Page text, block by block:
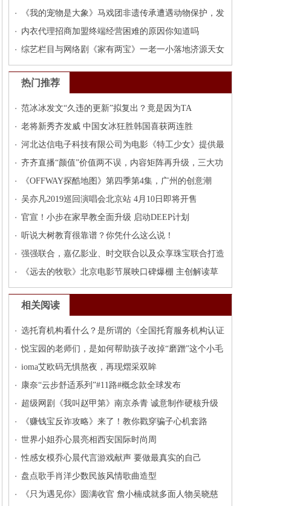
下
《我的宠物是大象》马戏团非遗传承遭遇动物保护，发
布
内衣代理招商加盟终端经营困难的原因你知道吗
综艺栏目与网络剧《家有两宝》一老一小落地济源天女
河
热门推荐
范冰冰发文“久违的更新”拟复出？竟是因为TA
老将新秀齐发威 中国女冰狂胜韩国喜获两连胜
河北达信电子科技有限公司为电影《特工少女》提供最
高
齐齐直播“颜值”价值两不误，内容矩阵再升级，三大功
《OFFWAY探酷地图》第四季第4集，广州的创意潮
流“杂货
吴亦凡2019巡回演唱会北京站 4月10日即将开售
官宣！小步在家早教全面升级 启动DEEP计划
听说大树教育很靠谱？你凭什么这么说！
强强联合，嘉亿影业、时交联合以及众享珠宝联合打造
《
《远去的牧歌》北京电影节展映口碑爆棚 主创解读草
原
相关阅读
选托育机构看什么？是所谓的《全国托育服务机构认证
标
悦宝园的老师们，是如何帮助孩子改掉“磨蹭”这个小毛
ioma艾欧码无惧熬夜，再现熠采双眸
康奈“云步舒适系列”#11路#概念款全球发布
超级网剧《我叫赵甲第》南京杀青 诚意制作硬核升级
《赚钱宝反诈攻略》来了！教你戳穿骗子心机套路
世界小姐乔心晨亮相西安国际时尚周
性感女模乔心晨代言游戏献声 要做最真实的自己
盘点歌手肖洋少数民族风情歌曲造型
《只为遇见你》圆满收官 詹小楠成就多面人物吴晓慈